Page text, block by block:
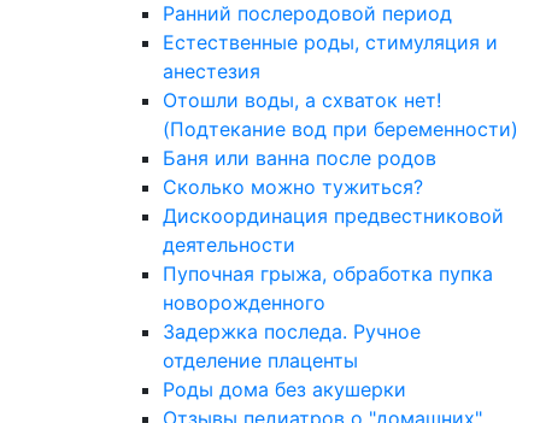
Ранний послеродовой период
Естественные роды, стимуляция и
анестезия
Отошли воды, а схваток нет!
(Подтекание вод при беременности)
Баня или ванна после родов
Сколько можно тужиться?
Дискоординация предвестниковой
деятельности
Пупочная грыжа, обработка пупка
новорожденного
Задержка последа. Ручное
отделение плаценты
Роды дома без акушерки
Отзывы педиатров о "домашних"